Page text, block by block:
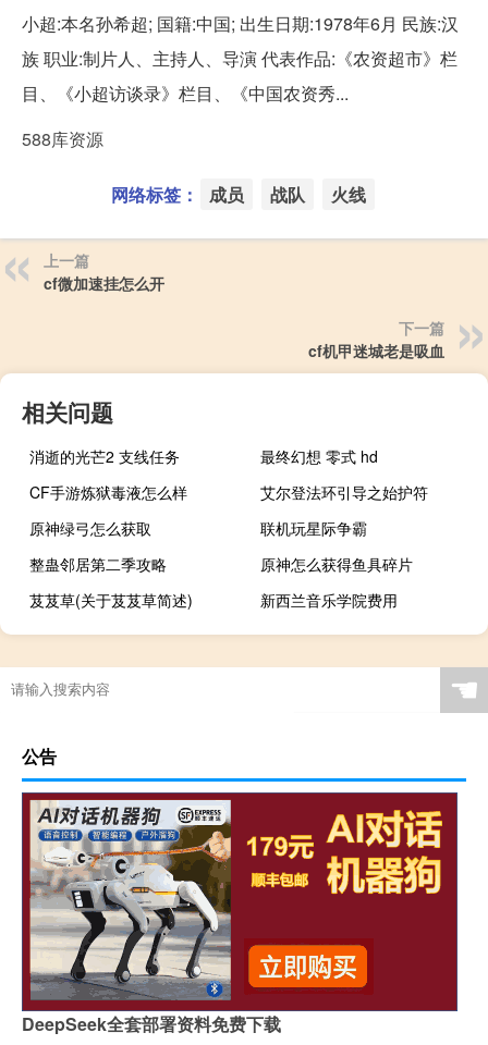
小超:本名孙希超; 国籍:中国; 出生日期:1978年6月 民族:汉
族 职业:制片人、主持人、导演 代表作品:《农资超市》栏
目、《小超访谈录》栏目、《中国农资秀...
588库资源
网络标签： 成员 战队 火线
上一篇
cf微加速挂怎么开
下一篇
cf机甲迷城老是吸血
相关问题
消逝的光芒2 支线任务
最终幻想 零式 hd
CF手游炼狱毒液怎么样
艾尔登法环引导之始护符
原神绿弓怎么获取
联机玩星际争霸
整蛊邻居第二季攻略
原神怎么获得鱼具碎片
芨芨草(关于芨芨草简述)
新西兰音乐学院费用
☚
公告
DeepSeek全套部署资料免费下载